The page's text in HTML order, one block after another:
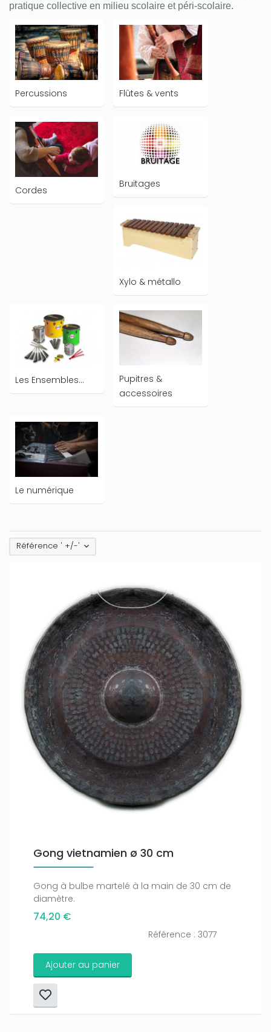
pratique collective en milieu scolaire et péri-scolaire.
Percussions Flûtes & vents
Cordes
Bruitages
Xylo & métallo
Les Ensembles...
Pupitres &
accessoires
Le numérique
Référence ' +/-'
Gong vietnamien ø 30 cm
Gong à bulbe martelé à la main de 30 cm de
diamètre.
74,20 €
Référence : 3077
Ajouter au panier